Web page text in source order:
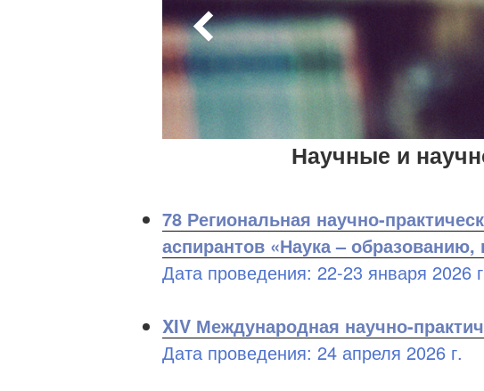
Научные и
78 Региональная научно-
аспирантов «Наука – образованию,
Дата проведения: 22-23 января 2026
XIV Международная научно-
Дата проведения: 24 апреля 2026 г.